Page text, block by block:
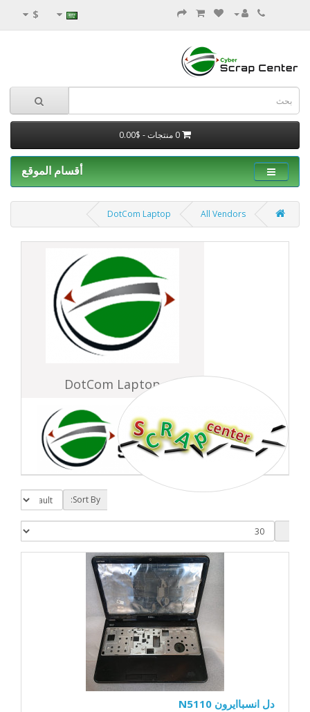
$
0 منتجات - $0.00
أقسام الموقع
All Vendors
DotCom Laptop
DotCom Laptop
Sort By:
دل انسباايرون N5110